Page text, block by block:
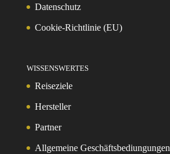
Datenschutz
Cookie-Richtlinie (EU)
WISSENSWERTES
Reiseziele
Hersteller
Partner
Allgemeine Geschäftsbediungungen